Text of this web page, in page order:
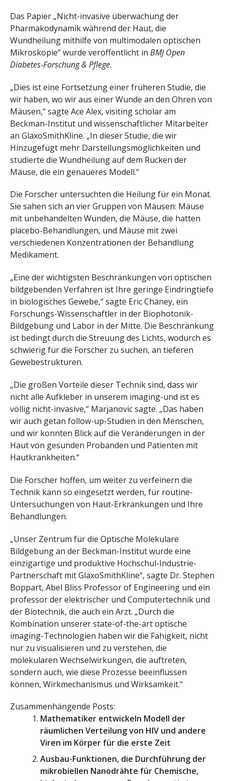
Das Papier „Nicht-invasive überwachung der
Pharmakodynamik während der Haut, die
Wundheilung mithilfe von multimodalen optischen
Mikroskopie“ wurde veröffentlicht in BMJ Open
Diabetes-Forschung & Pflege.
„Dies ist eine Fortsetzung einer früheren Studie, die
wir haben, wo wir aus einer Wunde an den Ohren von
Mäusen,“ sagte Ace Alex, visiting scholar am
Beckman-Institut und wissenschaftlicher Mitarbeiter
an GlaxoSmithKline. „In dieser Studie, die wir
Hinzugefügt mehr Darstellungsmöglichkeiten und
studierte die Wundheilung auf dem Rücken der
Mäuse, die ein genaueres Modell.“
Die Forscher untersuchten die Heilung für ein Monat.
Sie sahen sich an vier Gruppen von Mäusen: Mäuse
mit unbehandelten Wunden, die Mäuse, die hatten
placebo-Behandlungen, und Mäuse mit zwei
verschiedenen Konzentrationen der Behandlung
Medikament.
„Eine der wichtigsten Beschränkungen von optischen
bildgebenden Verfahren ist Ihre geringe Eindringtiefe
in biologisches Gewebe,“ sagte Eric Chaney, ein
Forschungs-Wissenschaftler in der Biophotonik-
Bildgebung und Labor in der Mitte. Die Beschränkung
ist bedingt durch die Streuung des Lichts, wodurch es
schwierig für die Forscher zu suchen, an tieferen
Gewebestrukturen.
„Die großen Vorteile dieser Technik sind, dass wir
nicht alle Aufkleber in unserem imaging-und ist es
völlig nicht-invasive,“ Marjanovic sagte. „Das haben
wir auch getan follow-up-Studien in den Menschen,
und wir konnten Blick auf die Veränderungen in der
Haut von gesunden Probanden und Patienten mit
Hautkrankheiten.“
Die Forscher hoffen, um weiter zu verfeinern die
Technik kann so eingesetzt werden, für routine-
Untersuchungen von Haut-Erkrankungen und Ihre
Behandlungen.
„Unser Zentrum für die Optische Molekulare
Bildgebung an der Beckman-Institut wurde eine
einzigartige und produktive Hochschul-Industrie-
Partnerschaft mit GlaxoSmithKline“, sagte Dr. Stephen
Boppart, Abel Bliss Professor of Engineering und ein
professor der elektrischer und Computertechnik und
der Biotechnik, die auch ein Arzt. „Durch die
Kombination unserer state-of-the-art optische
imaging-Technologien haben wir die Fähigkeit, nicht
nur zu visualisieren und zu verstehen, die
molekularen Wechselwirkungen, die auftreten,
sondern auch, wie diese Prozesse beeinflussen
können, Wirkmechanismus und Wirksamkeit.“
Zusammenhängende Posts:
Mathematiker entwickeln Modell der
räumlichen Verteilung von HIV und andere
Viren im Körper für die erste Zeit
Ausbau-Funktionen, die Durchführung der
mikrobiellen Nanodrähte für Chemische,